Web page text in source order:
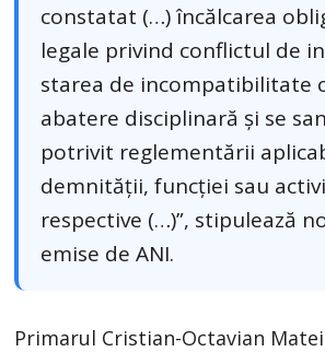
constatat (…)încălcarea
legale privind conflictul de
starea de incompatibilitate
abatere disciplinară și se
potrivit reglementării
demnității, funcției sau
respective (…)”, stipulează
emise de ANI.
Primarul Cristian-Octavian